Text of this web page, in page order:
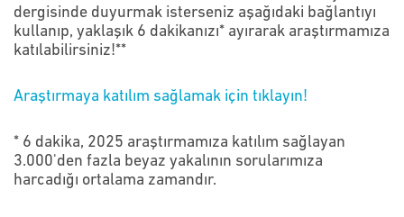
dergisinde duyurmak isterseniz aşağıdaki bağlantıyı
kullanıp, yaklaşık 6 dakikanızı* ayırarak araştırmamıza
katılabilirsiniz!**
Araştırmaya katılım sağlamak için tıklayın!
* 6 dakika, 2025 araştırmamıza katılım sağlayan
3.000'den fazla beyaz yakalının sorularımıza
harcadığı ortalama zamandır.